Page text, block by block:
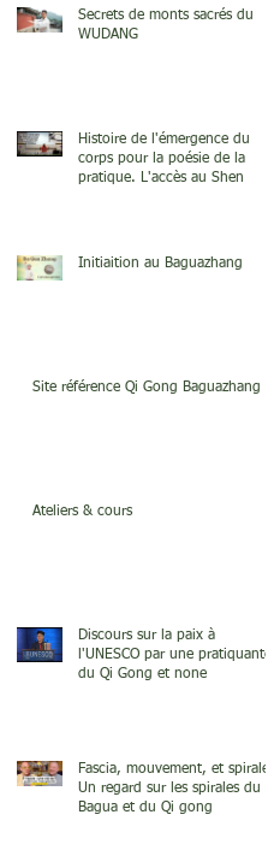
Secrets de monts sacrés du
WUDANG
Histoire de l'émergence du
corps pour la poésie de la
pratique. L'accès au Shen
Initiaition au Baguazhang
Site référence Qi Gong Baguazhang
Ateliers & cours
Discours sur la paix à
l'UNESCO par une pratiquante
du Qi Gong et none
Fascia, mouvement, et spirale.
Un regard sur les spirales du
Bagua et du Qi gong